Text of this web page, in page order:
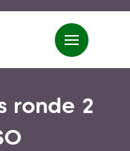
ronde 2